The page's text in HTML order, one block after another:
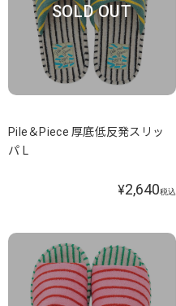
SOLD OUT
Pile＆Piece 厚底低反発スリッ
パ L
¥2,640税込